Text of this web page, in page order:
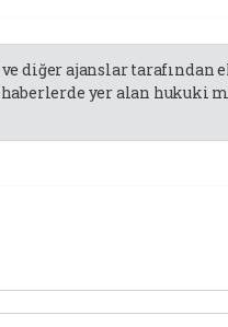
ve diğer ajanslar
yer alan hukuki